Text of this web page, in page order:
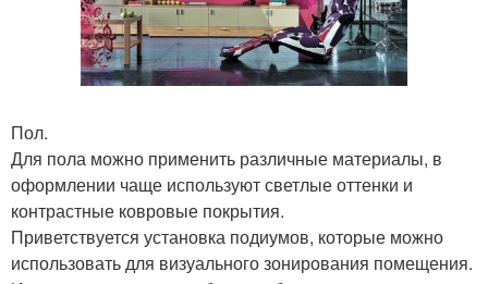
Пол.
Для пола можно применить различные материалы, в
оформлении чаще используют светлые оттенки и
контрастные ковровые покрытия.
Приветствуется установка подиумов, которые можно
использовать для визуального зонирования помещения.